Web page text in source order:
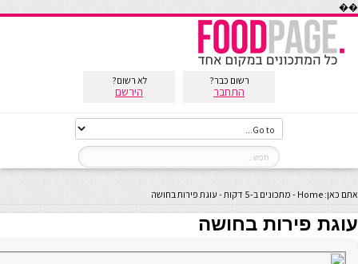
��
רשום כבר?
התחבר
לא רשום?
הירשם
אתם כאן: Home
- מתכונים ב-5 דקות - עוגת פירות בחושה
עוגת פירות בחושה